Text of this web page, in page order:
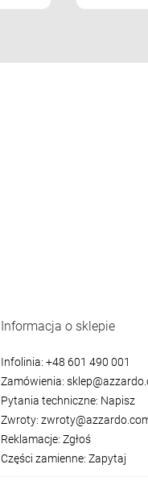
Informacja o sklepie
Infolinia: +48 601 490 001
Zamówienia:
Pytania techniczne: Napisz
Zwroty:
Reklamacje: Zgłoś
Części zamienne: Zapytaj